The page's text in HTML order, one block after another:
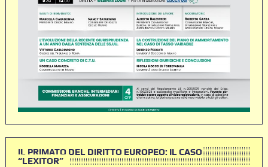
IL PRIMATO DEL DIRITTO EUROPEO: IL CASO
“LEXITOR”